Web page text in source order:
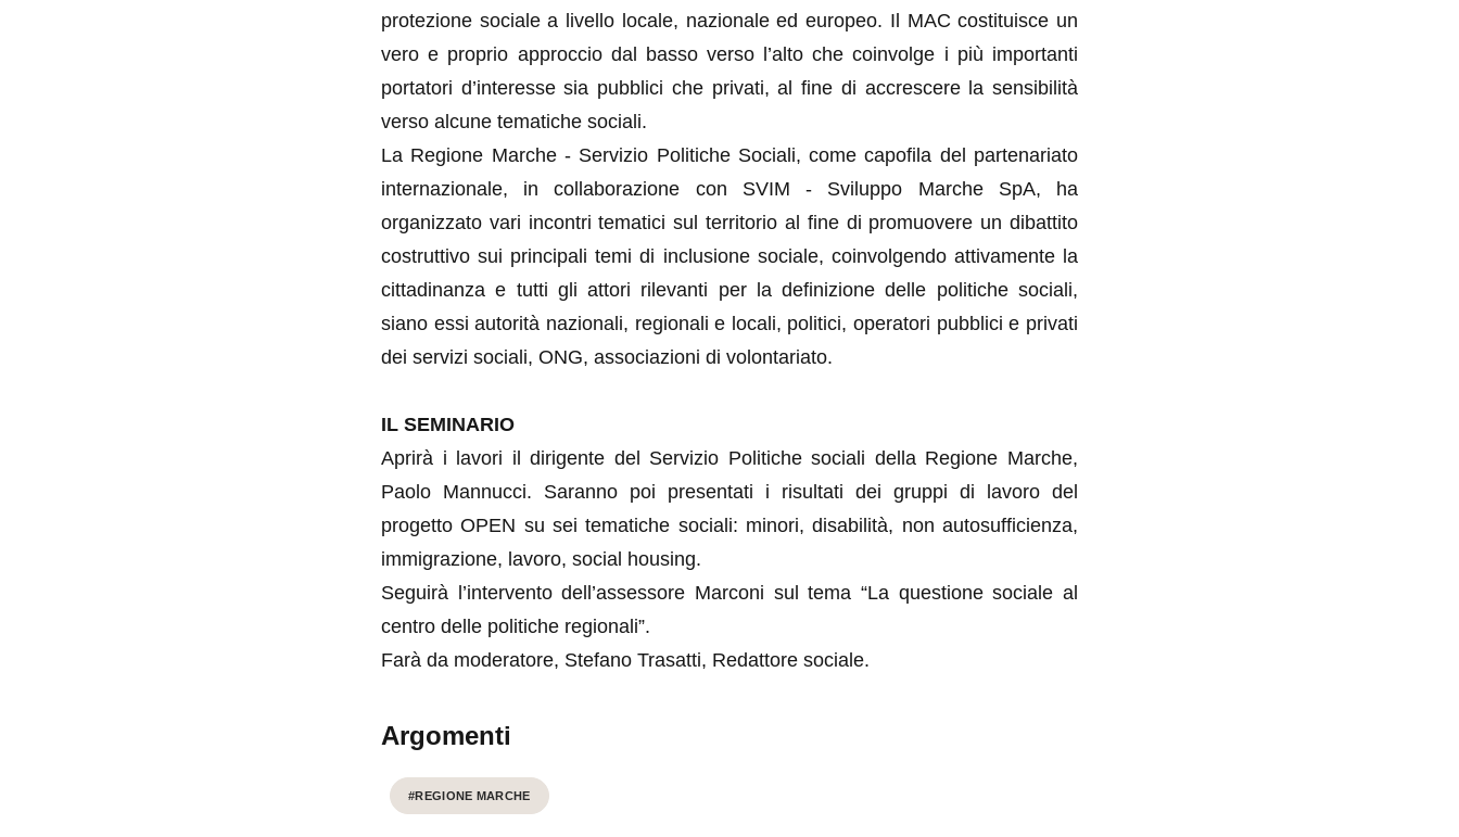
protezione sociale a livello locale, nazionale ed europeo. Il MAC costituisce un
vero e proprio approccio dal basso verso l’alto che coinvolge i più importanti
portatori d’interesse sia pubblici che privati, al fine di accrescere la sensibilità
verso alcune tematiche sociali.
La Regione Marche - Servizio Politiche Sociali, come capofila del partenariato
internazionale, in collaborazione con SVIM - Sviluppo Marche SpA, ha
organizzato vari incontri tematici sul territorio al fine di promuovere un dibattito
costruttivo sui principali temi di inclusione sociale, coinvolgendo attivamente la
cittadinanza e tutti gli attori rilevanti per la definizione delle politiche sociali,
siano essi autorità nazionali, regionali e locali, politici, operatori pubblici e privati
dei servizi sociali, ONG, associazioni di volontariato.
IL SEMINARIO
Aprirà i lavori il dirigente del Servizio Politiche sociali della Regione Marche,
Paolo Mannucci. Saranno poi presentati i risultati dei gruppi di lavoro del
progetto OPEN su sei tematiche sociali: minori, disabilità, non autosufficienza,
immigrazione, lavoro, social housing.
Seguirà l’intervento dell’assessore Marconi sul tema “La questione sociale al
centro delle politiche regionali”.
Farà da moderatore, Stefano Trasatti, Redattore sociale.
Argomenti
#REGIONE MARCHE